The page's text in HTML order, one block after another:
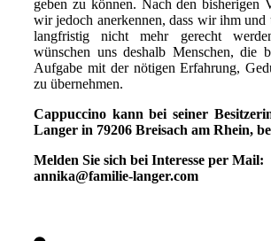
geben zu können. Nach den bisherigen
wir jedoch anerkennen, dass wir ihm und
langfristig nicht mehr gerecht
wünschen uns deshalb Menschen, die
Aufgabe mit der nötigen Erfahrung,
zu übernehmen.
Cappuccino kann bei seiner
Langer in 79206 Breisach am Rhein,
Melden Sie sich bei Interesse per Mail:
annika@familie-langer.com